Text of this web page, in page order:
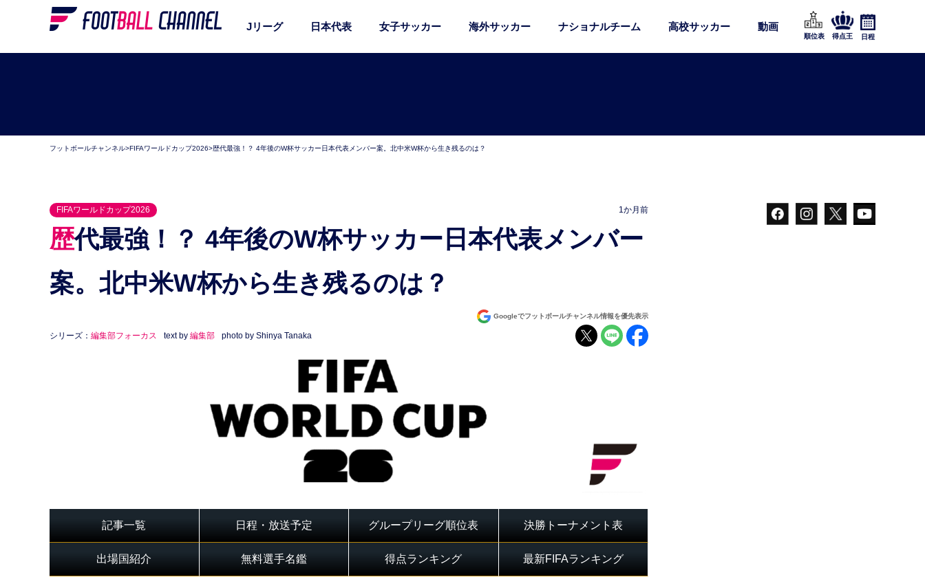
Jリーグ 日本代表 女子サッカー 海外サッカー ナショナルチーム 高校サッカー 動画
順位表 得点王 日程
フットボールチャンネル>FIFAワールドカップ2026>歴代最強！？ 4年後のW杯サッカー日本代表メンバー案。北中米W杯から生き残るのは？
FIFAワールドカップ2026 1か月前
歴代最強！？ 4年後のW杯サッカー日本代表メンバー
案。北中米W杯から生き残るのは？
Googleでフットボールチャンネル情報を優先表示
シリーズ： 編集部フォーカス text by 編集部 photo by Shinya Tanaka
記事一覧 日程・放送予定 グループリーグ順位表 決勝トーナメント表
出場国紹介 無料選手名鑑 得点ランキング 最新FIFAランキング